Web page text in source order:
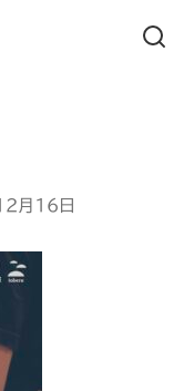
Search
月16日